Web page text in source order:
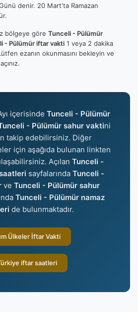
denir. 20 Mart'ta Ramazan
bölgeye göre Tunceli - Pülümür
- Pülümür iftar vakti 1 veya 2 dakika
ezanın okunmasını bekleyin ve
içerisinde Tunceli - Pülümür
- Pülümür sahur vaktini
takip edebilirsiniz. Diğer
için aşağıda bulunan linkten
Açılan Tunceli -
sayfalarında Tunceli -
ve Tunceli - Pülümür sahur
Tunceli - Pülümür namaz
de bulunmaktadır.
Ülkeler İftar Vakti
iftar saatleri